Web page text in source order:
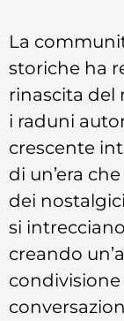
La
storiche ha
rinascita del
i raduni
crescente
di un’era
dei
si
creando
condivisione